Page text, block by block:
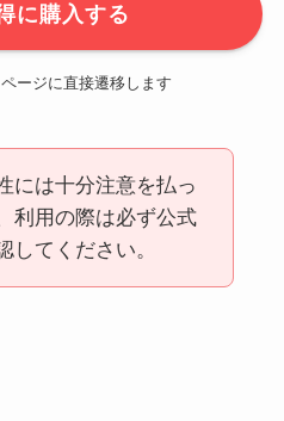
に購入する
ージに直接遷移します
には十分注意を払っ
利用の際は必ず公式
してください。